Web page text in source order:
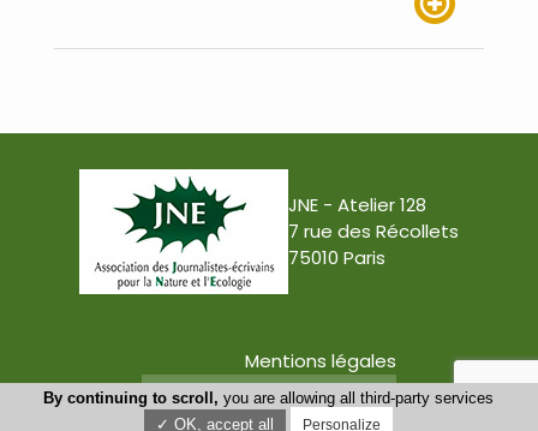
JNE - Atelier 128
7 rue des Récollets
75010 Paris
Mentions légales
Conception : Tabula Rasa
By continuing to scroll, you are allowing all third-party services
✓ OK, accept all
Personalize